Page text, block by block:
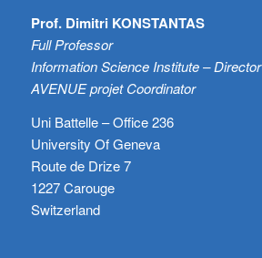
Prof. Dimitri KONSTANTAS
Full Professor
Information Science Institute – Director
AVENUE projet Coordinator
Uni Battelle – Office 236
University Of Geneva
Route de Drize 7
1227 Carouge
Switzerland